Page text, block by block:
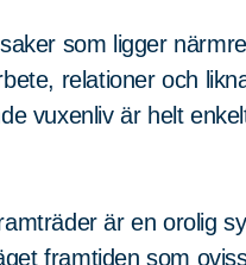
som ligger
relationer och
vuxenliv är helt
är en orolig
framtiden som